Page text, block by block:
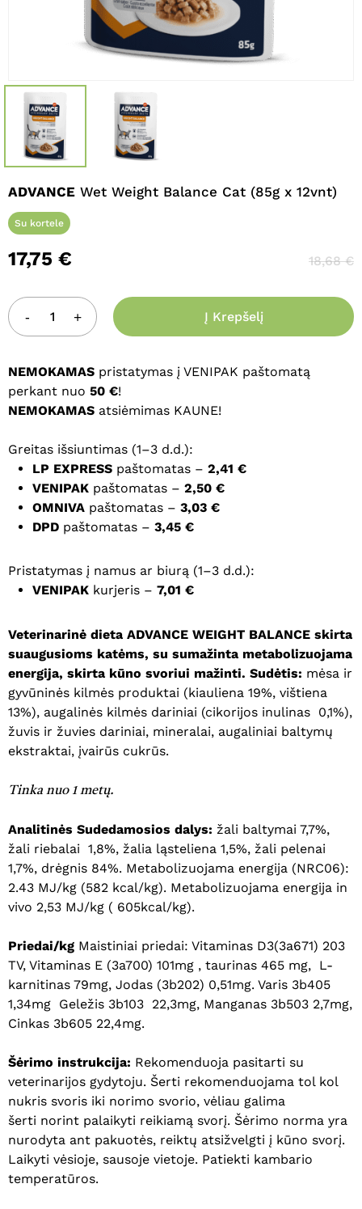
Krepšelyje nėra produktų.
Eiti Į Parduotuvę
ADVANCE Wet Weight Balance Cat (85g x 12vnt)
Su kortele
17,75 € 18,68€
Į Krepšelį
NEMOKAMAS pristatymas į VENIPAK paštomatą
perkant nuo 50 €!
NEMOKAMAS atsiėmimas KAUNE!
Greitas išsiuntimas (1–3 d.d.):
LP EXPRESS paštomatas – 2,41 €
VENIPAK paštomatas – 2,50 €
OMNIVA paštomatas – 3,03 €
DPD paštomatas – 3,45 €
Pristatymas į namus ar biurą (1–3 d.d.):
VENIPAK kurjeris – 7,01 €
Veterinarinė dieta ADVANCE WEIGHT BALANCE skirta
suaugusioms katėms, su sumažinta metabolizuojama
energija, skirta kūno svoriui mažinti. Sudėtis: mėsa ir
gyvūninės kilmės produktai (kiauliena 19%, vištiena
13%), augalinės kilmės dariniai (cikorijos inulinas 0,1%),
žuvis ir žuvies dariniai, mineralai, augaliniai baltymų
ekstraktai, įvairūs cukrūs.
Tinka nuo 1 metų.
Analitinės Sudedamosios dalys: žali baltymai 7,7%,
žali riebalai 1,8%, žalia ląsteliena 1,5%, žali pelenai
1,7%, drėgnis 84%. Metabolizuojama energija (NRC06):
2.43 MJ/kg (582 kcal/kg). Metabolizuojama energija in
vivo 2,53 MJ/kg ( 605kcal/kg).
Priedai/kg Maistiniai priedai: Vitaminas D3(3a671) 203
TV, Vitaminas E (3a700) 101mg , taurinas 465 mg, L-
karnitinas 79mg, Jodas (3b202) 0,51mg. Varis 3b405
1,34mg Geležis 3b103 22,3mg, Manganas 3b503 2,7mg,
Cinkas 3b605 22,4mg.
Šėrimo instrukcija: Rekomenduoja pasitarti su
veterinarijos gydytoju. Šerti rekomenduojama tol kol
nukris svoris iki norimo svorio, vėliau galima
šerti norint palaikyti reikiamą svorį. Šėrimo norma yra
nurodyta ant pakuotės, reiktų atsižvelgti į kūno svorį.
Laikyti vėsioje, sausoje vietoje. Patiekti kambario
temperatūros.
Pavadinimas*
El. paštas
išsaugoti vardą, el. pašto adresą ir